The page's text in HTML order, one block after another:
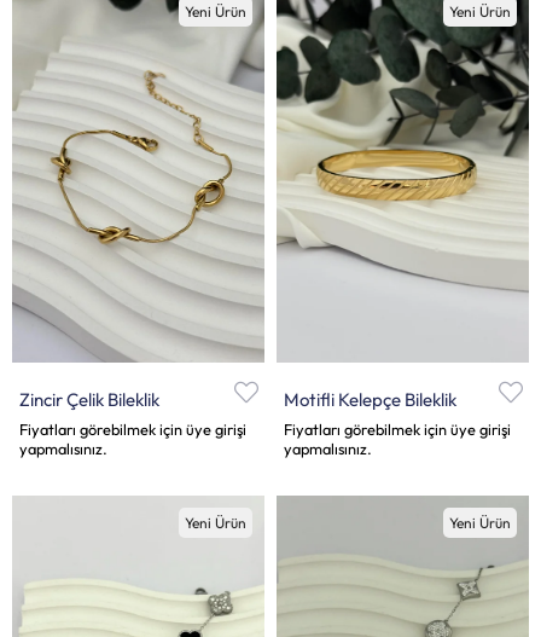
Zincir Çelik Bileklik
Fiyatları görebilmek için üye girişi
yapmalısınız.
Yeni Ürün
Motifli Kelepçe Bileklik
Fiyatları görebilmek için üye girişi
yapmalısınız.
Yeni Ürün
Yeni Ürün Yeni Ürün